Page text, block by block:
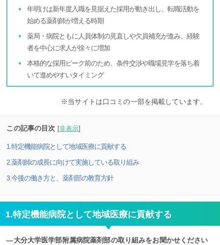
年明けは新年度入職を見据えた採用が動き出し、転職活動を
始める薬剤師が増える時期
薬局・病院ともに人員体制の見直しや欠員補充が進み、経験
者を中心に求人が徐々に増加
本格的な採用ピーク前のため、条件交渉や職場見学を落ち着
いて進めやすいタイミング
※当サイトは口コミの一部を掲載しています。
この記事の目次 [非表示]
1.特定機能病院として地域医療に貢献する
2.薬剤師の成長に向けて実施している取り組み
3.今後の働き方と、薬剤部の教育方針
1.特定機能病院として地域医療に貢献する
―大分大学医学部附属病院薬剤部の取り組みをお聞かせください